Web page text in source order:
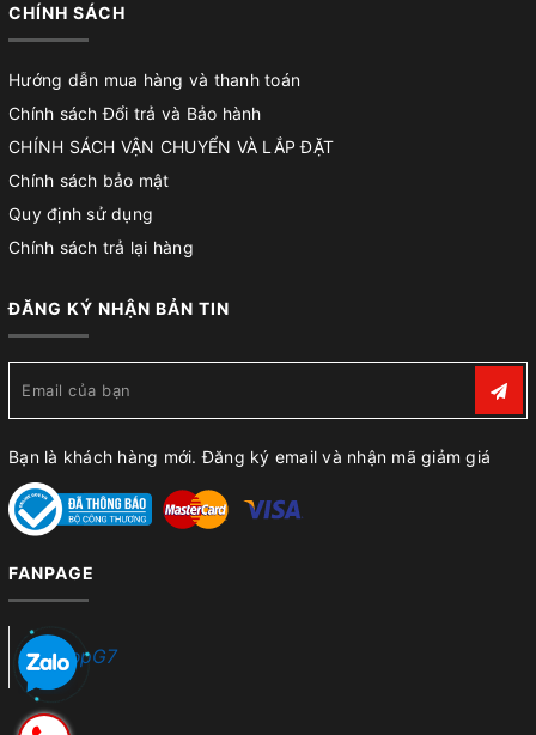
CHÍNH SÁCH
Hướng dẫn mua hàng và thanh toán
Chính sách Đổi trả và Bảo hành
CHÍNH SÁCH VẬN CHUYỂN VÀ LẮP ĐẶT
Chính sách bảo mật
Quy định sử dụng
Chính sách trả lại hàng
ĐĂNG KÝ NHẬN BẢN TIN
Bạn là khách hàng mới. Đăng ký email và nhận mã giảm giá
FANPAGE
ShopG7